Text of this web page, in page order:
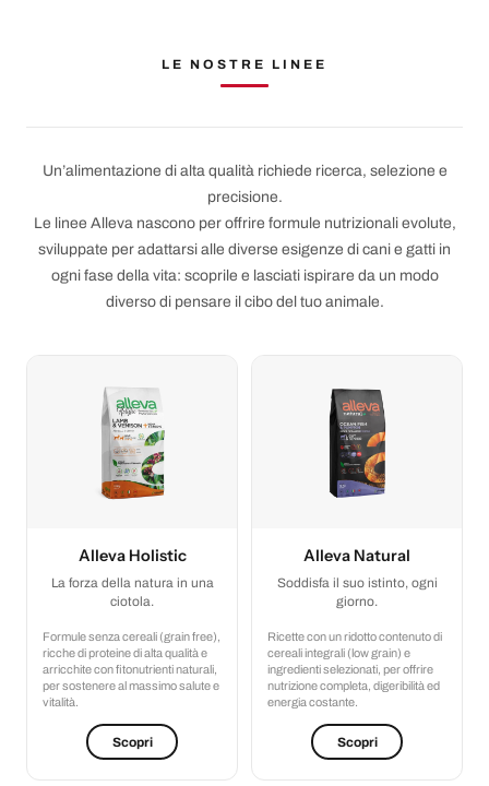
LE NOSTRE LINEE
Un’alimentazione di alta qualità richiede ricerca, selezione e
precisione.
Le linee Alleva nascono per offrire formule nutrizionali evolute,
sviluppate per adattarsi alle diverse esigenze di cani e gatti in
ogni fase della vita: scoprile e lasciati ispirare da un modo
diverso di pensare il cibo del tuo animale.
Alleva Holistic
La forza della natura in una
ciotola.
Formule senza cereali (grain free),
ricche di proteine di alta qualità e
arricchite con fitonutrienti naturali,
per sostenere al massimo salute e
vitalità.
Scopri
Alleva Natural
Soddisfa il suo istinto, ogni
giorno.
Ricette con un ridotto contenuto di
cereali integrali (low grain) e
ingredienti selezionati, per offrire
nutrizione completa, digeribilità ed
energia costante.
Scopri